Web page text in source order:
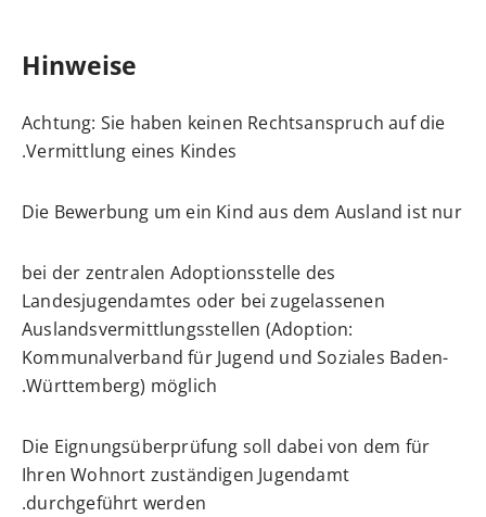
Hinweise
Achtung: Sie haben keinen Rechtsanspruch auf die
Vermittlung eines Kindes.
Die Bewerbung um ein Kind aus dem Ausland ist nur
bei der zentralen Adoptionsstelle des
Landesjugendamtes oder bei zugelassenen
Auslandsvermittlungsstellen (Adoption:
Kommunalverband für Jugend und Soziales Baden-
Württemberg) möglich.
Die Eignungsüberprüfung soll dabei von dem für
Ihren Wohnort zuständigen Jugendamt
durchgeführt werden.